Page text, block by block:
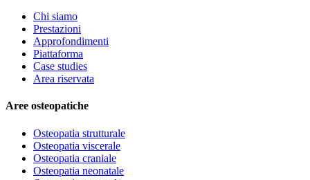
Chi siamo
Prestazioni
Approfondimenti
Piattaforma
Case studies
Area riservata
Aree osteopatiche
Osteopatia strutturale
Osteopatia viscerale
Osteopatia craniale
Osteopatia neonatale